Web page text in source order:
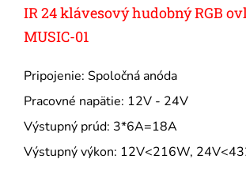
IR 24 klávesový hudobný RGB
MUSIC-01
Pripojenie: Spoločná anóda
Pracovné napätie: 12V - 24V
Výstupný prúd: 3*6A=18A
Výstupný výkon: 12V<216W,